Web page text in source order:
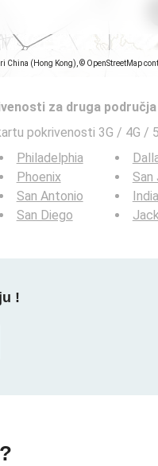
China (Hong Kong), © OpenStreetMap
za druga područja
pokrivenosti 3G / 4G /
Philadelphia
Phoenix
San Antonio
San Diego
San
!